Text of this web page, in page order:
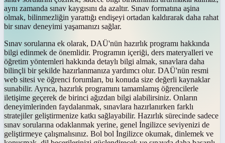
aynı zamanda sınav kaygısını da azaltır. Sınav formatına aşina
olmak, bilinmezliğin yarattığı endişeyi ortadan kaldırarak daha rahat
bir sınav deneyimi yaşamanızı sağlar.
Sınav sorularına ek olarak, DAÜ'nün hazırlık programı hakkında
bilgi edinmek de önemlidir. Programın içeriği, ders materyalleri ve
öğretim yöntemleri hakkında detaylı bilgi almak, sınavlara daha
bilinçli bir şekilde hazırlanmanıza yardımcı olur. DAÜ'nün resmi
web sitesi ve öğrenci forumları, bu konuda size değerli kaynaklar
sunabilir. Ayrıca, hazırlık programını tamamlamış öğrencilerle
iletişime geçerek de birinci ağızdan bilgi alabilirsiniz. Onların
deneyimlerinden faydalanmak, sınavlara hazırlanırken farklı
stratejiler geliştirmenize katkı sağlayabilir. Hazırlık sürecinde sadece
sınav sorularına odaklanmak yerine, genel İngilizce seviyenizi de
geliştirmeye çalışmalısınız. Bol bol İngilizce okumak, dinlemek ve